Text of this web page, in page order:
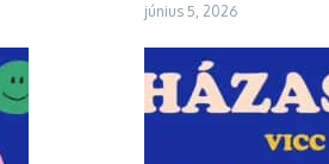
június 5, 2026